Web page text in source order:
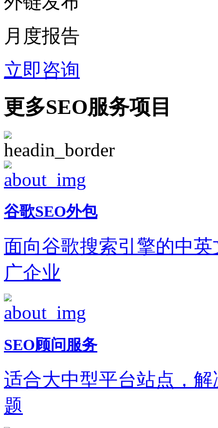
月度报告
立即咨询
更多SEO服务项目
谷歌SEO外包
面向谷歌搜索引擎的中
广企业
SEO顾问服务
适合大中型平台站点，
题